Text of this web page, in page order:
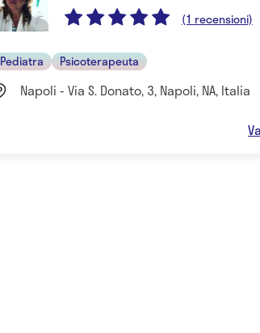
(1 recensioni)
Pediatra Psicoterapeuta
Napoli - Via S. Donato, 3, Napoli, NA, Italia